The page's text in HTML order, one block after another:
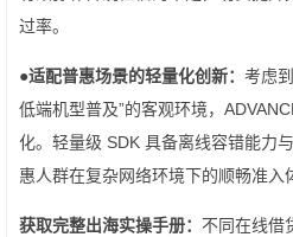
过率。
●适配普惠场景的轻量化创新： 考虑
低端机型普及”的客观环境，
化。轻量级 SDK 具备离线容错能力
惠人群在复杂网络环境下的顺畅准入
获取完整出海实操手册： 不同在线借